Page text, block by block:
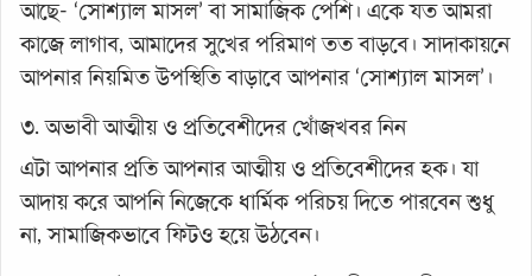
আছে- ‘সোশ্যাল মাসল’ বা সামাজিক পেশি। একে যত আমরা
কাজে লাগাব, আমাদের সুখের পরিমাণ তত বাড়বে। সাদাকায়নে
আপনার নিয়মিত উপস্থিতি বাড়াবে আপনার ‘সোশ্যাল মাসল’।
৩. অভাবী আত্মীয় ও প্রতিবেশীদের খোঁজখবর নিন
এটা আপনার প্রতি আপনার আত্মীয় ও প্রতিবেশীদের হক। যা
আদায় করে আপনি নিজেকে ধার্মিক পরিচয় দিতে পারবেন শুধু
না, সামাজিকভাবে ফিটও হয়ে উঠবেন।